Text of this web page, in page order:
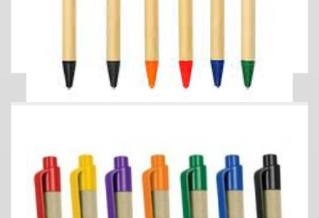
LAPICERO ECOLÓGICO LP003